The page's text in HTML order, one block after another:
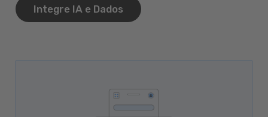
Integre IA e Dados